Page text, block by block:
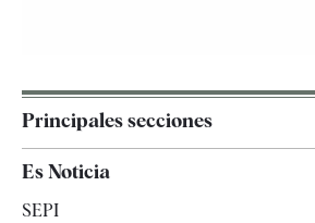
Principales secciones
Es Noticia
SEPI